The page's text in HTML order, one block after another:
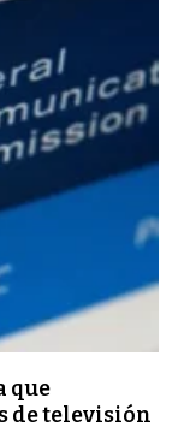
que
de televisión